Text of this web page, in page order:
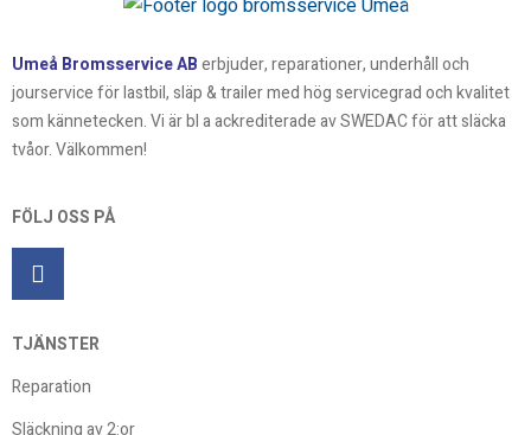
Umeå Bromsservice ABerbjuder, reparationer, underhåll och
jourservice för lastbil, släp & trailer med hög servicegrad och kvalitet
som kännetecken. Vi är bl a ackrediterade av SWEDAC för att släcka
tvåor. Välkommen!
FÖLJ OSS PÅ
TJÄNSTER
Reparation
Släckning av 2:or